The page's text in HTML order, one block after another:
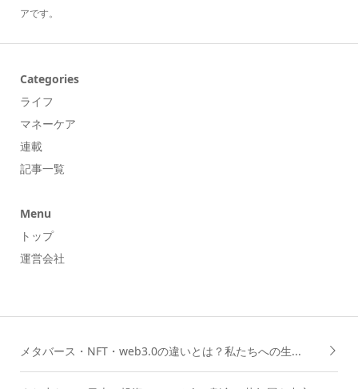
アです。
Categories
ライフ
マネーケア
連載
記事一覧
Menu
トップ
運営会社
メタバース・NFT・web3.0の違いとは？私たちへの生...